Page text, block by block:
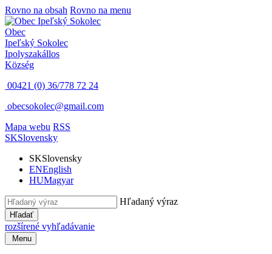
Rovno na obsah Rovno na menu
Obec
Ipeľský Sokolec
Ipolyszakállos
Község
00421 (0) 36/778 72 24
obecsokolec@gmail.com
Mapa webu RSS
SKSlovensky
SKSlovensky
ENEnglish
HUMagyar
Hľadaný výraz
Hľadať
rozšírené vyhľadávanie
Menu